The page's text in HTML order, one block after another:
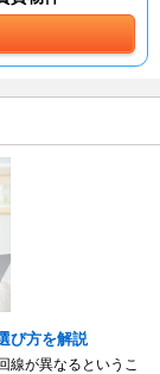
び方を解説
線が異なるというこ